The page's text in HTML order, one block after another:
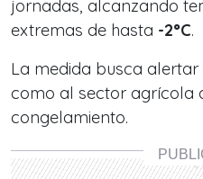
jornadas, alcanzando
extremas de hasta -2°C.
La medida busca
como al sector agrícola
congelamiento.